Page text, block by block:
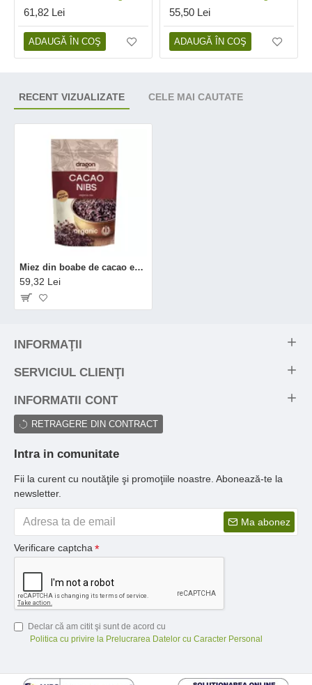
61,82 Lei
ADAUGĂ ÎN COŞ
55,50 Lei
ADAUGĂ ÎN COŞ
RECENT VIZUALIZATE CELE MAI CAUTATE
Miez din boabe de cacao eco (200 grame), Dragon Superfoods
59,32 Lei
INFORMAŢII
SERVICIUL CLIENŢI
INFORMATII CONT
RETRAGERE DIN CONTRACT
Intra in comunitate
Fii la curent cu noutăţile şi promoţiile noastre. Abonează-te la
newsletter.
Ma abonez
Verificare captcha
Declar că am citit şi sunt de acord cu
Politica cu privire la Prelucrarea Datelor cu Caracter Personal